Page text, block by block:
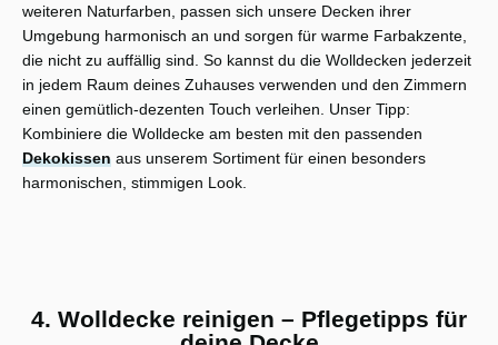
weiteren Naturfarben, passen sich unsere Decken ihrer
Umgebung harmonisch an und sorgen für warme Farbakzente,
die nicht zu auffällig sind. So kannst du die Wolldecken jederzeit
in jedem Raum deines Zuhauses verwenden und den Zimmern
einen gemütlich-dezenten Touch verleihen. Unser Tipp:
Kombiniere die Wolldecke am besten mit den passenden
Dekokissen aus unserem Sortiment für einen besonders
harmonischen, stimmigen Look.
4. Wolldecke reinigen – Pflegetipps für